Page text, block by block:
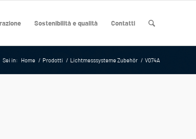
Sostenibilità e qualità Contatti
Sei in: Home / Prodotti / Lichtmesssysteme Zubehör / V074A